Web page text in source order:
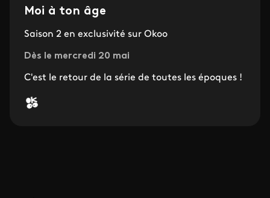
Moi à ton âge
Saison 2 en exclusivité sur Okoo
Dès le mercredi 20 mai
C'est le retour de la série de toutes les époques !